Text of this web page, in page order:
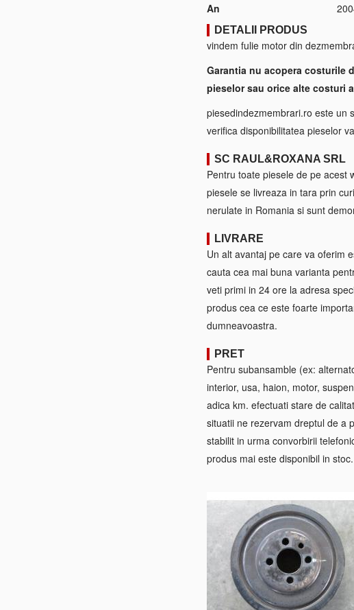
An
DETALII PRODUS
vindem fulie motor din
Garantia nu acopera costurile
pieselor sau orice alte costuri
piesedindezmembrari.ro este un
verifica disponibilitatea pieselor
SC RAUL&ROXANA SRL
Pentru toate piesele de pe acest
piesele se livreaza in tara prin
nerulate in Romania si sunt
LIVRARE
Un alt avantaj pe care va oferim
cauta cea mai buna varianta
veti primi in 24 ore la adresa
produs cea ce este foarte
dumneavoastra.
PRET
Pentru subansamble (ex:
interior, usa, haion, motor,
adica km. efectuati stare de
situatii ne rezervam dreptul de a
stabilit in urma convorbirii
produs mai este disponibil in stoc.